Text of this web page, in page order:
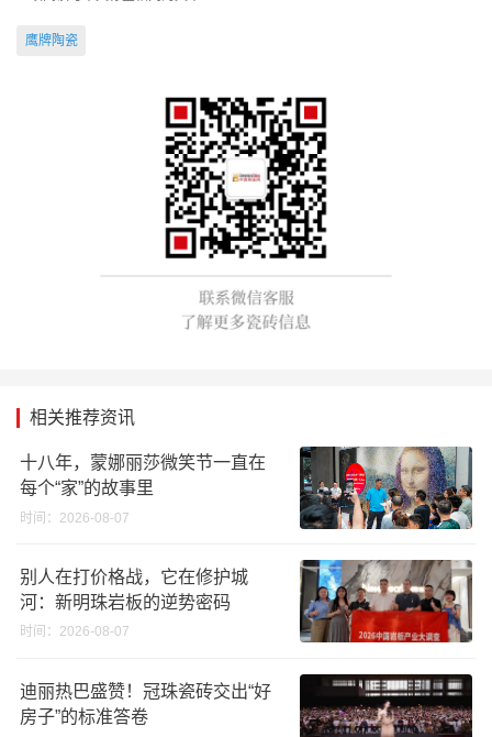
鹰牌陶瓷
相关推荐资讯
十八年，蒙娜丽莎微笑节一直在
每个“家”的故事里
时间：2026-08-07
别人在打价格战，它在修护城
河：新明珠岩板的逆势密码
时间：2026-08-07
迪丽热巴盛赞！冠珠瓷砖交出“好
房子”的标准答卷